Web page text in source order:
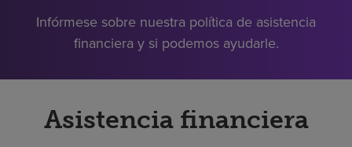
Infórmese sobre nuestra política de asistencia
financiera y si podemos ayudarle.
Asistencia financiera